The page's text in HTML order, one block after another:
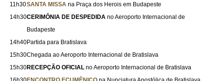
11h30SANTA MISSA na Praça dos Herois em Budapeste
14h30CERIMÔNIA DE DESPEDIDA no Aeroporto Internacional de
Budapeste
14h40Partida para Bratislava
15h30Chegada ao Aeroporto Internacional de Bratislava
15h30RECEPÇÃO OFICIAL no Aeroporto Internacional de Bratislava